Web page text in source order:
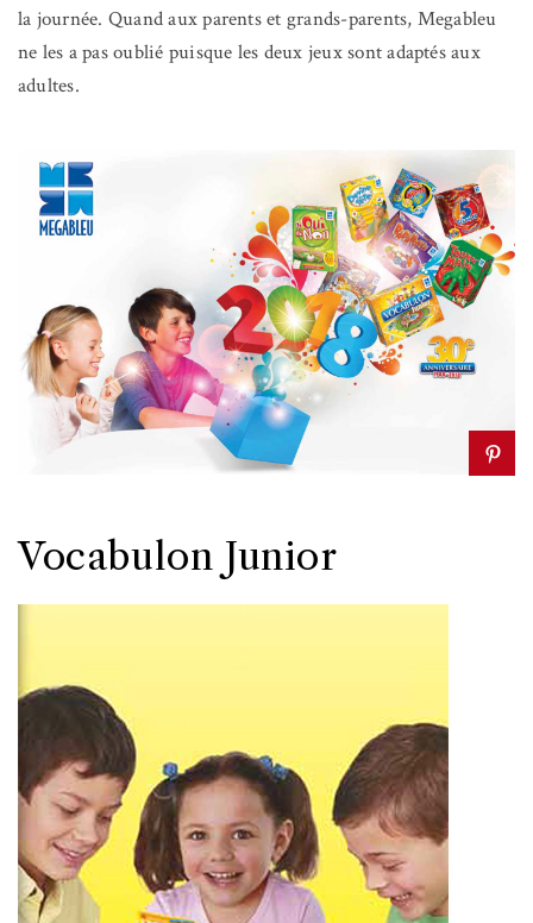
la journée. Quand aux parents et grands-parents, Megableu
ne les a pas oublié puisque les deux jeux sont adaptés aux
adultes.
Vocabulon Junior